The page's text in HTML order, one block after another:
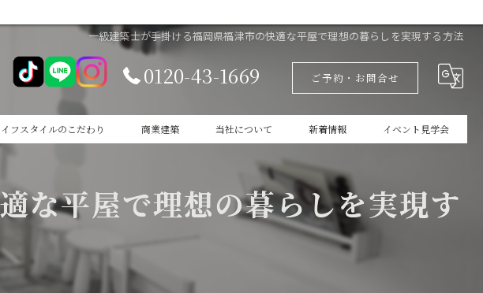
一級建築士が手掛ける福岡県福津市の快適な平屋で理想の暮らしを実現する方法
0120-43-1669 ご予約・お問合せ
フスタイルのこだわり 商業建築 当社について
新築
新着情報
家づくりの本掲載
イベント見学会
な平屋で理想の暮らしを実現す